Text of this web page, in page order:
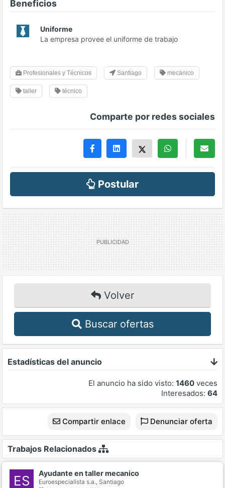
Beneficios
Uniforme
La empresa provee el uniforme de trabajo
Profesionales y Técnicos Santiago mecánico
taller técnico
Comparte por redes sociales
Postular
Volver
Buscar ofertas
Estadísticas del anuncio
El anuncio ha sido visto: 1460 veces
Interesados: 64
Compartir enlace Denunciar oferta
Trabajos Relacionados
ES Ayudante en taller mecanico
Euroespecialista s.a., Santiago